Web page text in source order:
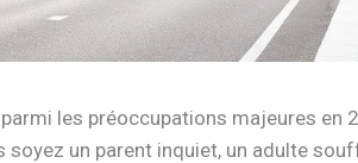
les préoccupations majeures en
soyez un parent inquiet, un adulte